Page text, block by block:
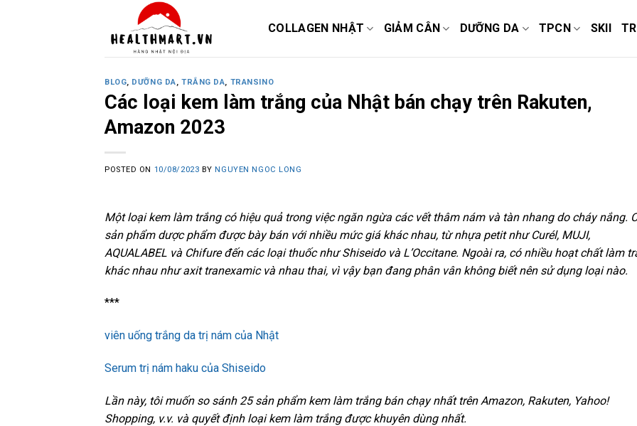
COLLAGEN NHẬT GIẢM CÂN DƯỠNG DA TPCN SKII
BLOG, DƯỠNG DA, TRẮNG DA, TRANSINO
Các loại kem làm trắng của Nhật bán chạy trên Rakuten,
Amazon 2023
POSTED ON 10/08/2023 BY NGUYEN NGOC LONG
Một loại kem làm trắng có hiệu quả trong việc ngăn ngừa các vết thâm nám và tàn nhang do cháy nắng.
sản phẩm dược phẩm được bày bán với nhiều mức giá khác nhau, từ nhựa petit như Curél, MUJI,
AQUALABEL và Chifure đến các loại thuốc như Shiseido và L’Occitane. Ngoài ra, có nhiều hoạt chất làm
khác nhau như axit tranexamic và nhau thai, vì vậy bạn đang phân vân không biết nên sử dụng loại nào.
***
viên uống trắng da trị nám của Nhật
Serum trị nám haku của Shiseido
Lần này, tôi muốn so sánh 25 sản phẩm kem làm trắng bán chạy nhất trên Amazon, Rakuten, Yahoo!
Shopping, v.v. và quyết định loại kem làm trắng được khuyên dùng nhất.